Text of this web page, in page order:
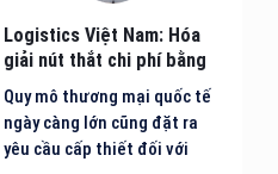
Logistics Việt Nam: Hóa
giải nút thắt chi phí bằng
hạ tầng xanh và công nghệ
AI
Quy mô thương mại quốc tế
ngày càng lớn cũng đặt ra
yêu cầu cấp thiết đối với